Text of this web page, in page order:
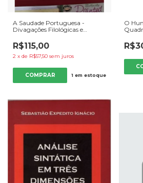
A Saudade Portuguesa -
Divagações Filológicas e
Inês... - Autor: Carolina
Michaëlis de Vasconcelos (1996)
[usado]
R$115,00
2 x de R$57,50 sem juros
1em estoque
O